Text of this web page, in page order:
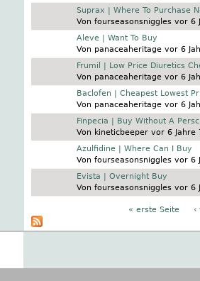
Normales ThemaSuprax | Where To Purchase
Von fourseasonsnigglesvor 6
Normales ThemaAleve | Want To Buy
Von panaceaheritagevor 6
Normales ThemaFrumil | Low Price Diuretics
Von panaceaheritagevor 6
Normales ThemaBaclofen | Cheapest Lowest
Von panaceaheritagevor 6
Normales ThemaFinpecia | Buy Without A
Von kineticbeepervor 6 Jahre
Normales ThemaAzulfidine | Where Can I Buy
Von fourseasonsnigglesvor 6
Normales ThemaEvista | Overnight Buy
Von fourseasonsnigglesvor 6
« erste Seite